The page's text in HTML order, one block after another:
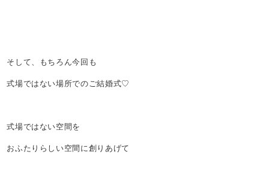
そして、もちろん今回も
式場ではない場所でのご結婚式♡
式場ではない空間を
おふたりらしい空間に創りあげて